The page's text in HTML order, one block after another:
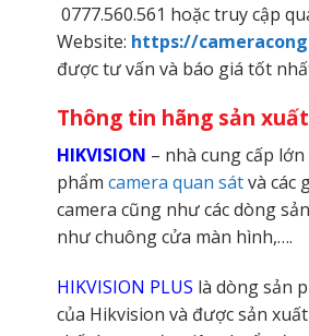
0777.560.561 hoặc truy cập
Website: https://
được tư vấn và báo giá tốt
Thông tin hãng sản xuất
HIKVISION – nhà cung cấp
phẩm camera quan sátvà các
camera cũng như các dòng
như chuông cửa màn hình,….
HIKVISION PLUS là dòng sản
của Hikvision và được sản